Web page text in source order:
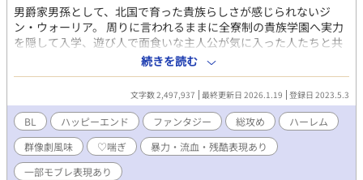
男爵家男孫として、北国で育った貴族らしさが感じられないジ
ン・ウォーリア。 周りに言われるままに全寮制の貴族学園へ実力
を隠して入学、遊び人で面食いな主人公が気に入った人たちと共
に大人になっていく話です。 (学園編が終わると大人編に入りま
す) BL×冒険×バトル 何でもありの異世界ハイファンタジー 総攻
め主人公で最終的に野郎だらけのハーレムになります。 超長編で
ゆっくり進行してます。 R-18は×表記
続きを読む
文字数 2,497,937 最終更新日 2026.1.19 登録日 2023.5.3
BL ハッピーエンド ファンタジー 総攻め
ハーレム
群像劇風味
♡喘ぎ
暴力・流血・残酷表現あり
一部モブレ表現あり